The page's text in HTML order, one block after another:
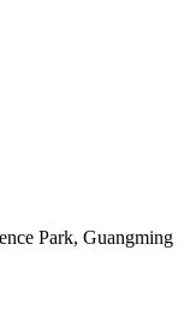
Park, Guangming